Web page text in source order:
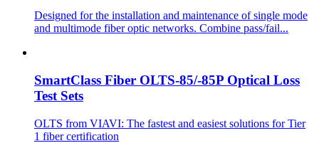
Designed for the installation and maintenance of single mode
and multimode fiber optic networks. Combine pass/fail...
SmartClass Fiber OLTS-85/-85P Optical Loss
Test Sets
OLTS from VIAVI: The fastest and easiest solutions for Tier
1 fiber certification